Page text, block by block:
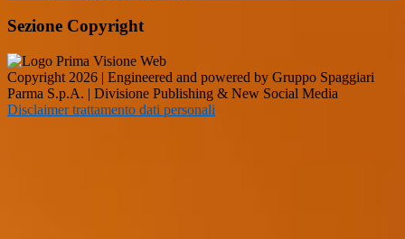
Sezione Copyright
Copyright 2026 | Engineered and powered by Gruppo Spaggiari
Parma S.p.A. | Divisione Publishing & New Social Media
Disclaimer trattamento dati personali